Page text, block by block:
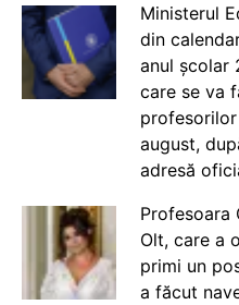
Ministerul
din
anul școlar
care se va
august,
adresă
Profesoara
Olt, care a
primi un
a făcut